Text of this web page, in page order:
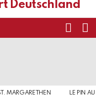
MARGARETHEN
LE PIN